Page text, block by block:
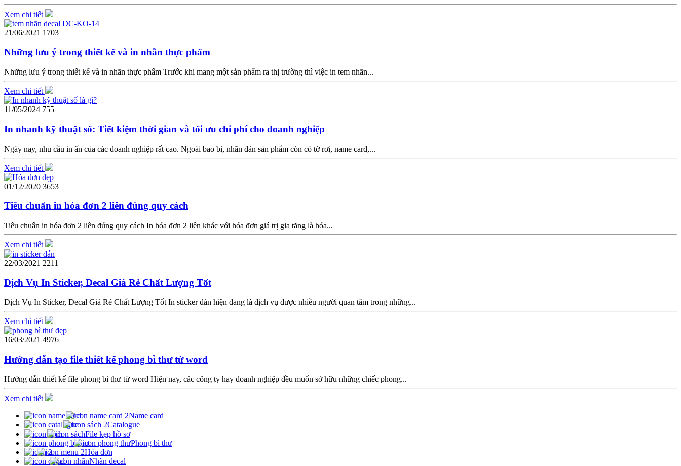
Xem chi tiết
21/06/2021 1703
Những lưu ý trong thiết kế và in nhãn thực phẩm
Những lưu ý trong thiết kế và in nhãn thực phẩm Trước khi mang một sản phẩm ra thị trường thì việc in tem nhãn...
Xem chi tiết
11/05/2024 755
In nhanh kỹ thuật số: Tiết kiệm thời gian và tối ưu chi phí cho doanh nghiệp
Ngày nay, nhu cầu in ấn của các doanh nghiệp rất cao. Ngoài bao bì, nhãn dán sản phẩm còn có tờ rơi, name card,...
Xem chi tiết
01/12/2020 3653
Tiêu chuẩn in hóa đơn 2 liên đúng quy cách
Tiêu chuẩn in hóa đơn 2 liên đúng quy cách In hóa đơn 2 liên khác với hóa đơn giá trị gia tăng là hóa...
Xem chi tiết
22/03/2021 2211
Dịch Vụ In Sticker, Decal Giá Rẻ Chất Lượng Tốt
Dịch Vụ In Sticker, Decal Giá Rẻ Chất Lượng Tốt In sticker dán hiện đang là dịch vụ được nhiều người quan tâm trong những...
Xem chi tiết
16/03/2021 4976
Hướng dẫn tạo file thiết kế phong bì thư từ word
Hướng dẫn thiết kế file phong bì thư từ word Hiện nay, các công ty hay doanh nghiệp đều muốn sở hữu những chiếc phong...
Xem chi tiết
Name card
Catalogue
File kẹp hồ sơ
Phong bì thư
Hóa đơn
Nhãn decal